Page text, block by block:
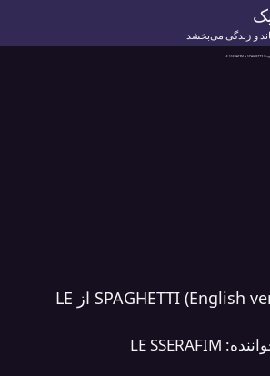
و زندگی می‌بخشد
دانلود آهنگ زیبای SPAGHETTI (English ver.) از LE
LE SSERAFIM